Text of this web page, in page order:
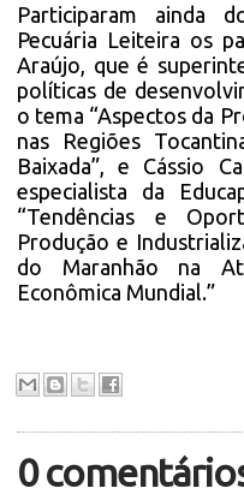
Participaram ainda
Pecuária Leiteira os
Araújo, que é
políticas de
o tema “Aspectos da
nas Regiões
Baixada”, e Cássio
especialista da
“Tendências e
Produção e
do Maranhão na
Econômica Mundial.”
0